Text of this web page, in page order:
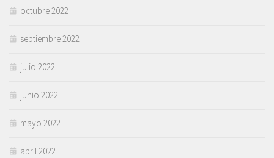
octubre 2022
septiembre 2022
julio 2022
junio 2022
mayo 2022
abril 2022